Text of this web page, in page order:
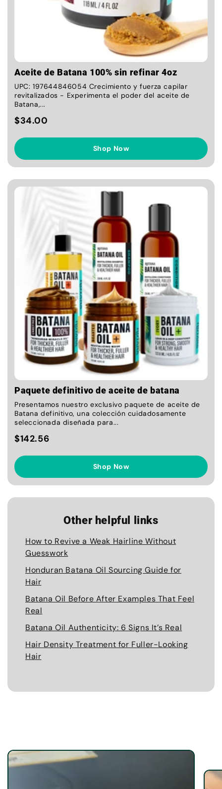
Aceite de Batana 100% sin refinar 4oz
UPC: 197644846054 Crecimiento y fuerza capilar
revitalizados - Experimenta el poder del aceite de
Batana,...
$34.00
Shop Now
Paquete definitivo de aceite de batana
Presentamos nuestro exclusivo paquete de aceite de
Batana definitivo, una colección cuidadosamente
seleccionada diseñada para...
$142.56
Shop Now
Other helpful links
How to Revive a Weak Hairline Without
Guesswork
Honduran Batana Oil Sourcing Guide for
Hair
Batana Oil Before After Examples That Feel
Real
Batana Oil Authenticity: 6 Signs It’s Real
Hair Density Treatment for Fuller-Looking
Hair